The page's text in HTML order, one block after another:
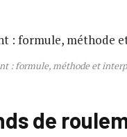
: formule, méthode et
de